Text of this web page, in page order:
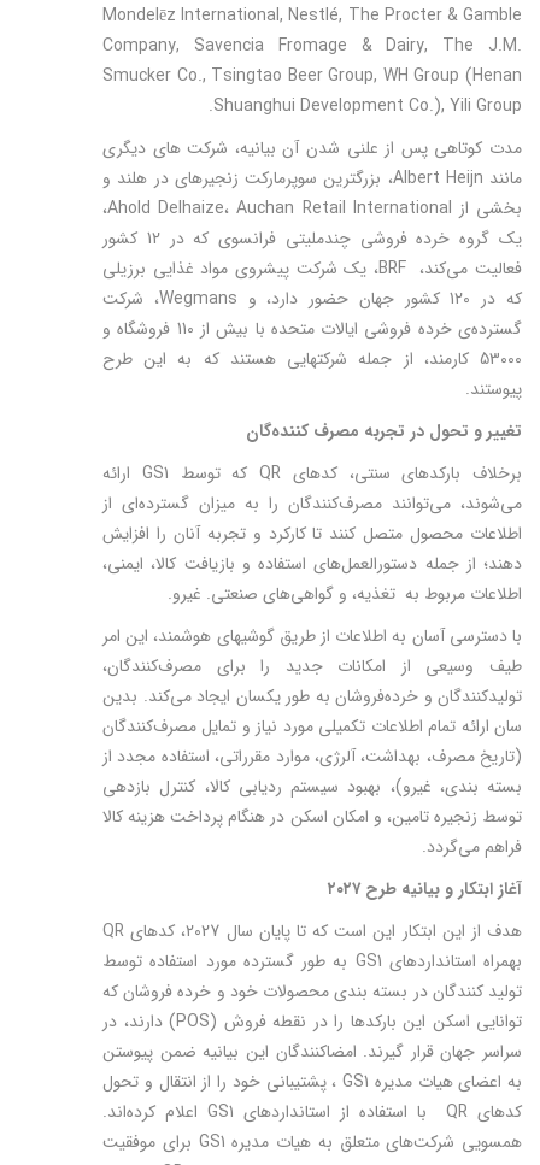
Mondelēz International, Nestlé, The Procter & Gamble
Company, Savencia Fromage & Dairy, The J.M.
Smucker Co., Tsingtao Beer Group, WH Group (Henan
Shuanghui Development Co.), Yili Group.
مدت کوتاهی پس از علنی شدن آن بیانیه، شرکت های دیگری
مانند Albert Heijn، بزرگترین سوپرمارکت زنجیره­ای در هلند و
بخشی از Ahold Delhaize، Auchan Retail International،
یک گروه خرده فروشی چندملیتی فرانسوی که در 12 کشور
فعالیت می‌کند، BRF، یک شرکت پیشروی مواد غذایی برزیلی
که در 120 کشور جهان حضور دارد، و Wegmans، شرکت
گسترده‌­ی خرده فروشی ایالات متحده با بیش از 110 فروشگاه و
53000 کارمند، از جمله شرکت­هایی هستند که به این طرح
پیوستند.
تغییر و تحول در تجربه مصرف کننده‌­گان
برخلاف بارکدهای سنتی، کدهای QR که توسط GS1 ارائه
می‌شوند، می‌توانند مصرف‌کنندگان را به میزان گسترده‌ای از
اطلاعات محصول متصل کنند تا کارکرد و تجربه آنان را افزایش
دهند؛ از جمله دستورالعمل‌های استفاده و بازیافت کالا، ایمنی،
اطلاعات مربوط به تغذیه‌، و گواهی‌های صنعتی. غیرو.
با دسترسی آسان به اطلاعات از طریق گوشی­های هوشمند، این امر
طیف وسیعی از امکانات جدید را برای مصرف‌کنندگان،
تولیدکنندگان و خرده‌فروشان به طور یکسان ایجاد می‌کند. بدین
سان ارائه تمام اطلاعات تکمیلی مورد نیاز و تمایل مصرف‌کنندگان
(تاریخ مصرف، بهداشت، آلرژی، موارد مقرراتی، استفاده مجدد از
بسته بندی، غیرو)، بهبود سیستم ردیابی کالا، کنترل بازدهی
توسط زنجیره تامین، و امکان اسکن در هنگام پرداخت هزینه کالا
فراهم می­‌گردد.
آغاز ابتکار و بیانیه طرح ۲۰۲۷
هدف از این ابتکار این است که تا پایان سال 2027، کدهای QR
بهمراه استانداردهای GS1 به طور گسترده مورد استفاده توسط
تولید کنندگان در بسته بندی محصولات خود و خرده فروشان که
توانایی اسکن این بارکدها را در نقطه فروش (POS) دارند، در
سراسر جهان قرار گیرند. امضاکنندگان این بیانیه ضمن پیوستن
به اعضای هیات مدیره GS1 ، پشتیبانی خود را از انتقال و تحول
کدهای‌ QR با استفاده از استانداردهای GS1 اعلام کرده­‌اند.
همسویی شرکت‌های متعلق به هیات مدیره GS1 برای موفقیت